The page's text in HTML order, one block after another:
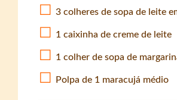
3 colheres de sopa de leite
1 caixinha de creme de leite
1 colher de sopa de
Polpa de 1 maracujá médio